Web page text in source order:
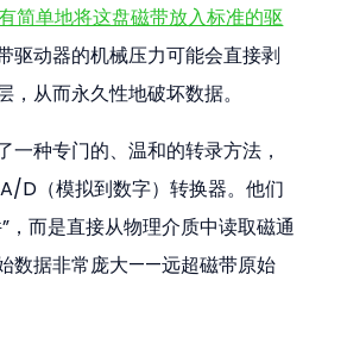
简单地将这盘磁带放入标准的驱
驱动器的机械压力可能会直接剥
，从而永久性地破坏数据。
一种专门的、温和的转录方法，
D（模拟到数字）转换器。他们
，而是直接从物理介质中读取磁通
数据非常庞大——远超磁带原始